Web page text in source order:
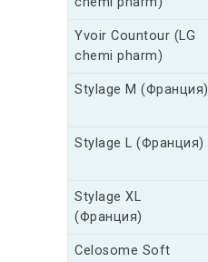
Yvoir Countour (LG
chemi pharm)
Stylage M (Франция)
Stylage L (Франция)
Stylage XL
(Франция)
Celosome Soft